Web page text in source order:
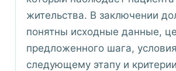
жительства. В заключении
понятны исходные данные,
предложенного шага,
следующему этапу и